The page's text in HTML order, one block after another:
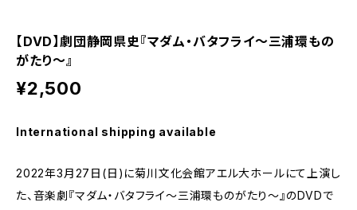
【DVD】劇団静岡県史『マダム・バタフライ～三浦環もの
がたり～』
¥2,500
International shipping available
2022年3月27日(日)に菊川文化会館アエル大ホールにて上演し
た、音楽劇『マダム・バタフライ～三浦環ものがたり～』のDVDで